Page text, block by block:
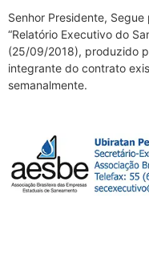
Senhor Presidente,
“Relatório Executivo do
(25/09/2018), produzido
integrante do contrato
semanalmente.